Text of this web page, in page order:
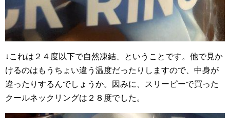
↓これは２４度以下で自然凍結、ということです。他で見か
けるのはもうちょい違う温度だったりしますので、中身が
違ったりするんでしょうか。因みに、スリーピーで買った
クールネックリングは２８度でした。